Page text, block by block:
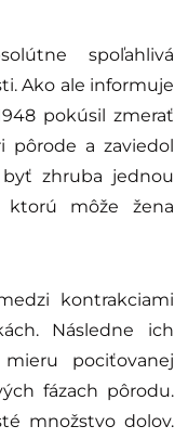
spoľahlivá
Ako ale informuje
pokúsil zmerať
pôrode a zaviedol
zhruba jednou
ktorú môže žena
kontrakciami
Následne ich
pociťovanej
fázach pôrodu.
množstvo dolov.